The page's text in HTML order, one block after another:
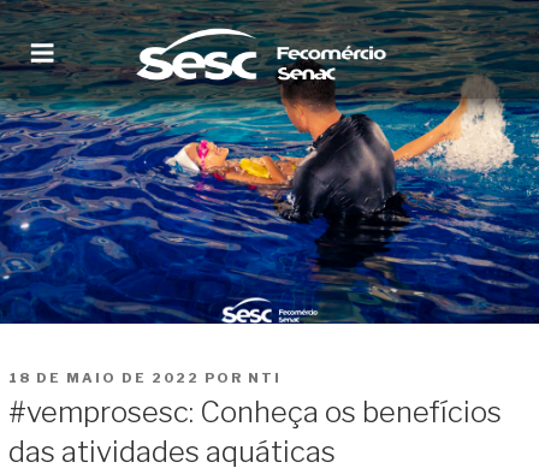
Pular
para
o
conteúdo
SESC RORAIMA
Site institucional
PUBLICADO
EM
18 DE MAIO DE 2022 POR NTI
#vemprosesc: Conheça os benefícios
das atividades aquáticas